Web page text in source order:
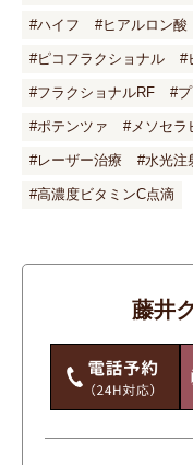
#ハイフ #ヒアルロン酸
#ピコフラクショナル #
#フラクショナルRF #
#ポテンツァ #メソセラ
#レーザー治療 #水光注
#高濃度ビタミンC点滴
藤井